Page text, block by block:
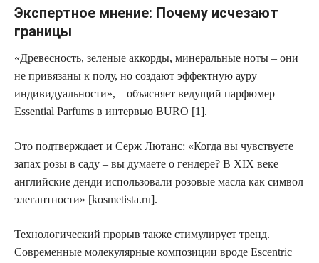
Экспертное мнение: Почему исчезают
границы
«Древесность, зеленые аккорды, минеральные ноты – они
не привязаны к полу, но создают эффектную ауру
индивидуальности», – объясняет ведущий парфюмер
Essential Parfums в интервью BURO [1].
Это подтверждает и Серж Лютанс: «Когда вы чувствуете
запах розы в саду – вы думаете о гендере? В XIX веке
английские денди использовали розовые масла как символ
элегантности» [kosmetista.ru].
Технологический прорыв также стимулирует тренд.
Современные молекулярные композиции вроде Escentric